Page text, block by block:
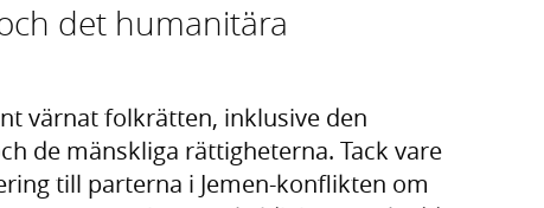
det humanitära
värnat folkrätten, inklusive den
de mänskliga rättigheterna. Tack vare
till parterna i Jemen-konflikten om